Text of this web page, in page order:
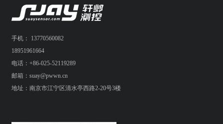
手机： 13770560082
18951961664
电话：+86-025-52119289
邮箱：suay@pwwn.cn
地址：南京市江宁区清水亭西路2-20号3楼